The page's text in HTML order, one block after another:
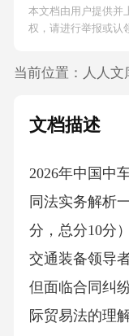
本文档由用户提供并
权，请进行举报或认
当前位置： 人人文
文档描述
2026年中国中
同法实务解析
分，总分10分
交通装备领导
但面临合同纠
际贸易法的理